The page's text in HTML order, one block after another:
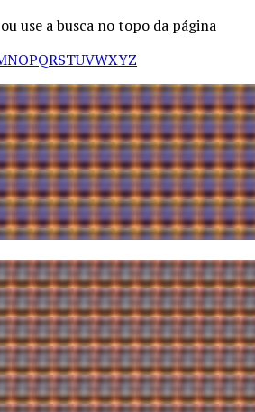
use a busca no topo da página
NOPQRSTUVWXYZ